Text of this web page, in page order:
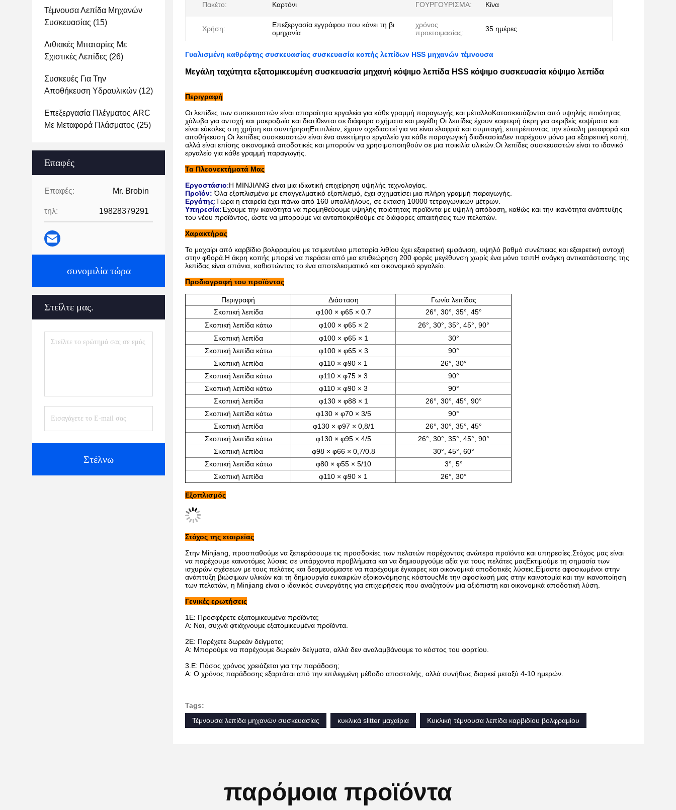
Τέμνουσα Λεπίδα Μηχανών
Συσκευασίας (15)
Λιθιακές Μπαταρίες Με
Σχιστικές Λεπίδες (26)
Συσκευές Για Την
Αποθήκευση Υδραυλικών (12)
Επεξεργασία Πλέγματος ARC
Με Μεταφορά Πλάσματος (25)
Επαφές
Επαφές: Mr. Brobin
τηλ: 19828379291
συνομιλία τώρα
Στείλτε μας.
Στέλνω
Πακέτο: Καρτόνι ΓΟΥΡΓΟΥΡΙΣΜΑ: Κίνα
Χρήση:
Επεξεργασία εγγράφου που κάνει τη βι
ομηχανία
χρόνος
προετοιμασίας:
35 ημέρες
Γυαλισμένη καθρέφτης συσκευασίας συσκευασία κοπής λεπίδων HSS μηχανών τέμνουσα
Μεγάλη ταχύτητα εξατομικευμένη συσκευασία μηχανή κόψιμο λεπίδα HSS κόψιμο συσκευασία κόψιμο λεπίδα
Περιγραφή
Οι λεπίδες των συσκευαστών είναι απαραίτητα εργαλεία για κάθε γραμμή παραγωγής.και μέταλλοΚατασκευάζονται από υψηλής ποιότητας
χάλυβα για αντοχή και μακροζωία και διατίθενται σε διάφορα σχήματα και μεγέθη.Οι λεπίδες έχουν κοφτερή άκρη για ακριβείς κοψίματα και
είναι εύκολες στη χρήση και συντήρησηΕπιπλέον, έχουν σχεδιαστεί για να είναι ελαφριά και συμπαγή, επιτρέποντας την εύκολη μεταφορά και
αποθήκευση.Οι λεπίδες συσκευαστών είναι ένα ανεκτίμητο εργαλείο για κάθε παραγωγική διαδικασίαΔεν παρέχουν μόνο μια εξαιρετική κοπή,
αλλά είναι επίσης οικονομικά αποδοτικές και μπορούν να χρησιμοποιηθούν σε μια ποικιλία υλικών.Οι λεπίδες συσκευαστών είναι το ιδανικό
εργαλείο για κάθε γραμμή παραγωγής.
Τα Πλεονεκτήματά Μας
Εργοστάσιο:Η MINJIANG είναι μια ιδιωτική επιχείρηση υψηλής τεχνολογίας.
Προϊόν: Όλα εξοπλισμένα με επαγγελματικό εξοπλισμό, έχει σχηματίσει μια πλήρη γραμμή παραγωγής.
Εργάτης:Τώρα η εταιρεία έχει πάνω από 160 υπαλλήλους, σε έκταση 10000 τετραγωνικών μέτρων.
Υπηρεσία:Έχουμε την ικανότητα να προμηθεύουμε υψηλής ποιότητας προϊόντα με υψηλή απόδοση, καθώς και την ικανότητα ανάπτυξης
του νέου προϊόντος, ώστε να μπορούμε να ανταποκριθούμε σε διάφορες απαιτήσεις των πελατών.
Χαρακτήρας
Το μαχαίρι από καρβίδιο βολφραμίου με τσιμεντένιο μπαταρία λιθίου έχει εξαιρετική εμφάνιση, υψηλό βαθμό συνέπειας και εξαιρετική αντοχή
στην φθορά.Η άκρη κοπής μπορεί να περάσει από μια επιθεώρηση 200 φορές μεγέθυνση χωρίς ένα μόνο τσιπΗ ανάγκη αντικατάστασης της
λεπίδας είναι σπάνια, καθιστώντας το ένα αποτελεσματικό και οικονομικό εργαλείο.
Προδιαγραφή του προϊόντος
Περιγραφή Διάσταση
Γωνία λεπίδας
Σκοπική λεπίδα
φ100 × φ65 × 0.7
26°, 30°, 35°, 45°
Σκοπική λεπίδα κάτω
φ100 × φ65 × 2
26°, 30°, 35°, 45°, 90°
Σκοπική λεπίδα
φ100 × φ65 × 1
30°
Σκοπική λεπίδα κάτω
φ100 × φ65 × 3
90°
Σκοπική λεπίδα
φ110 × φ90 × 1
26°, 30°
Σκοπική λεπίδα κάτω
φ110 × φ75 × 3
90°
Σκοπική λεπίδα κάτω
φ110 × φ90 × 3
90°
Σκοπική λεπίδα
φ130 × φ88 × 1
26°, 30°, 45°, 90°
Σκοπική λεπίδα κάτω
φ130 × φ70 × 3/5
90°
Σκοπική λεπίδα
φ130 × φ97 × 0,8/1
26°, 30°, 35°, 45°
Σκοπική λεπίδα κάτω
φ130 × φ95 × 4/5
26°, 30°, 35°, 45°, 90°
Σκοπική λεπίδα
φ98 × φ66 × 0,7/0.8
30°, 45°, 60°
Σκοπική λεπίδα κάτω
φ80 × φ55 × 5/10
3°, 5°
Σκοπική λεπίδα
φ110 × φ90 × 1 26°, 30°
Εξοπλισμός
Στόχος της εταιρείας
Στην Minjiang, προσπαθούμε να ξεπεράσουμε τις προσδοκίες των πελατών παρέχοντας ανώτερα προϊόντα και υπηρεσίες.Στόχος μας είναι
να παρέχουμε καινοτόμες λύσεις σε υπάρχοντα προβλήματα και να δημιουργούμε αξία για τους πελάτες μαςΕκτιμούμε τη σημασία των
ισχυρών σχέσεων με τους πελάτες και δεσμευόμαστε να παρέχουμε έγκαιρες και οικονομικά αποδοτικές λύσεις.Είμαστε αφοσιωμένοι στην
ανάπτυξη βιώσιμων υλικών και τη δημιουργία ευκαιριών εξοικονόμησης κόστουςΜε την αφοσίωσή μας στην καινοτομία και την ικανοποίηση
των πελατών, η Minjiang είναι ο ιδανικός συνεργάτης για επιχειρήσεις που αναζητούν μια αξιόπιστη και οικονομικά αποδοτική λύση.
Γενικές ερωτήσεις
1Ε: Προσφέρετε εξατομικευμένα προϊόντα;
Α: Ναι, συχνά φτιάχνουμε εξατομικευμένα προϊόντα.
2Ε: Παρέχετε δωρεάν δείγματα;
Α: Μπορούμε να παρέχουμε δωρεάν δείγματα, αλλά δεν αναλαμβάνουμε το κόστος του φορτίου.
3. Ε: Πόσος χρόνος χρειάζεται για την παράδοση;
Α: Ο χρόνος παράδοσης εξαρτάται από την επιλεγμένη μέθοδο αποστολής, αλλά συνήθως διαρκεί μεταξύ 4-10 ημερών.
Tags:
Τέμνουσα λεπίδα μηχανών συσκευασίας
κυκλικά slitter μαχαίρια Κυκλική τέμνουσα λεπίδα καρβιδίου βολφραμίου
παρόμοια προϊόντα